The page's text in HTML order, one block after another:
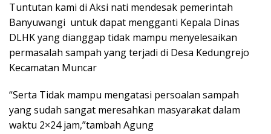
Tuntutan kami di Aksi nati mendesak pemerintah
Banyuwangi untuk dapat mengganti Kepala Dinas
DLHK yang dianggap tidak mampu menyelesaikan
permasalah sampah yang terjadi di Desa Kedungrejo
Kecamatan Muncar
“Serta Tidak mampu mengatasi persoalan sampah
yang sudah sangat meresahkan masyarakat dalam
waktu 2×24 jam,”tambah Agung